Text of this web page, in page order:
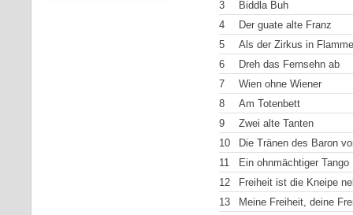
3
Biddla Buh
4
Der guate alte Franz
5
Als der Zirkus in
6
Dreh das Fernsehn ab
7
Wien ohne Wiener
8
Am Totenbett
9
Zwei alte Tanten
10
Die Tränen des Baron
11
Ein ohnmächtiger Tango
12
Freiheit ist die Kneipe
13
Meine Freiheit, deine